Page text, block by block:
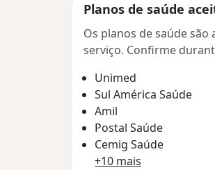
Planos de saúde
Os planos de saúde
serviço. Confirme
Unimed
Sul América Saúde
Amil
Postal Saúde
Cemig Saúde
+10 mais